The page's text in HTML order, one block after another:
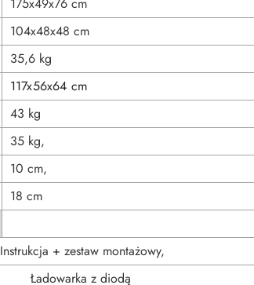
104x48x48 cm
35,6 kg
117x56x64 cm
43 kg
35 kg,
10 cm,
18 cm
Instrukcja + zestaw montażowy,
Ładowarka z diodą